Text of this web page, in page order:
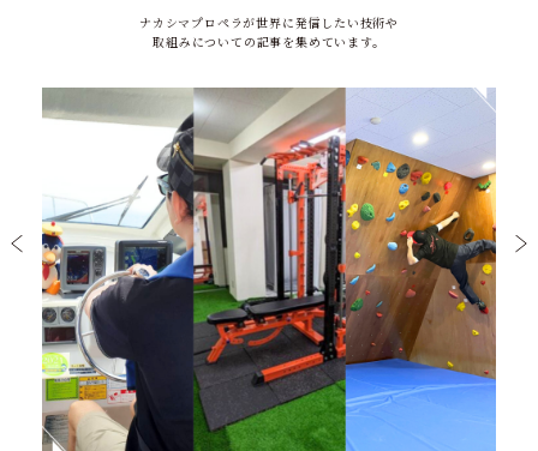
ナカシマプロペラが世界に発信したい技術や
取組みについての記事を集めています。